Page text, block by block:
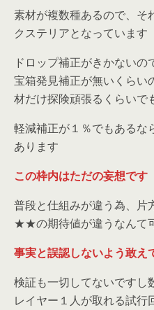
素材が複数種あるので、そ
クステリアとなっています
ドロップ補正がきかないの
宝箱発見補正が無いくらい
材だけ探険頑張るくらいで
軽減補正が１％でもあるな
あります
この枠内はただの妄想です
普段と仕組みが違う為、片
★★の期待値が違うなんて
事実と誤認しないよう敢え
検証も一切してないですし
レイヤー１人が取れる試行